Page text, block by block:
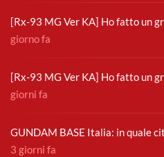
[Rx-93 MG Ver KA] Ho fatto un
giorno fa
[Rx-93 MG Ver KA] Ho fatto un
giorni fa
GUNDAM BASE Italia: in quale
3 giorni fa